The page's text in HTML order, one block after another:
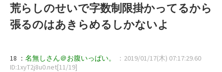
荒らしのせいで字数制限掛かってるから
張るのはあきらめるしかないよ
18 ： 名無しさん＠お腹いっぱい。
：2019/01/17(木) 07:17:29.60
ID:1xyT2j8u0.net[11/19]